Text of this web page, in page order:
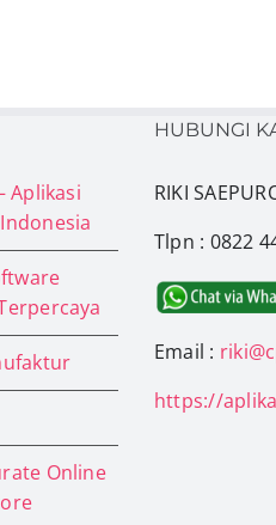
Aplikasi
Online
HUBUNGI
RIKI
Tlpn : 0822
Email :
https://